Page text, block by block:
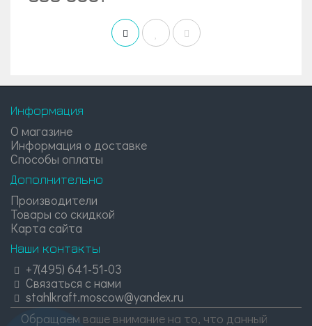
Информация
О магазине
Информация о доставке
Способы оплаты
Дополнительно
Производители
Товары со скидкой
Карта сайта
Наши контакты
+7(495) 641-51-03
Связаться с нами
stahlkraft.moscow@yandex.ru
Обращаем ваше внимание на то, что данный